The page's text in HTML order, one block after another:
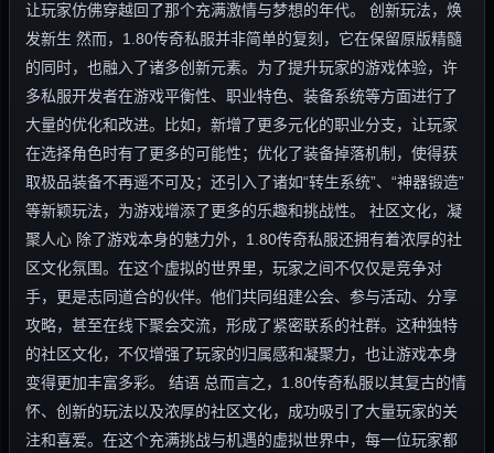
让玩家仿佛穿越回了那个充满激情与梦想的年代。 创新玩法，焕
发新生 然而，1.80传奇私服并非简单的复刻，它在保留原版精髓
的同时，也融入了诸多创新元素。为了提升玩家的游戏体验，许
多私服开发者在游戏平衡性、职业特色、装备系统等方面进行了
大量的优化和改进。比如，新增了更多元化的职业分支，让玩家
在选择角色时有了更多的可能性；优化了装备掉落机制，使得获
取极品装备不再遥不可及；还引入了诸如“转生系统”、“神器锻造”
等新颖玩法，为游戏增添了更多的乐趣和挑战性。 社区文化，凝
聚人心 除了游戏本身的魅力外，1.80传奇私服还拥有着浓厚的社
区文化氛围。在这个虚拟的世界里，玩家之间不仅仅是竞争对
手，更是志同道合的伙伴。他们共同组建公会、参与活动、分享
攻略，甚至在线下聚会交流，形成了紧密联系的社群。这种独特
的社区文化，不仅增强了玩家的归属感和凝聚力，也让游戏本身
变得更加丰富多彩。 结语 总而言之，1.80传奇私服以其复古的情
怀、创新的玩法以及浓厚的社区文化，成功吸引了大量玩家的关
注和喜爱。在这个充满挑战与机遇的虚拟世界中，每一位玩家都